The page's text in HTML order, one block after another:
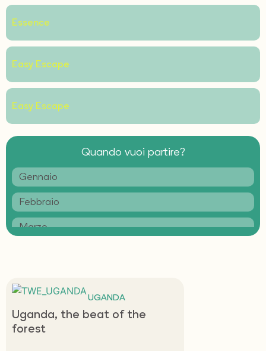
Essence
Easy Escape
Easy Escape
Quando vuoi partire?
Gennaio
Febbraio
Marzo
Luglio
UGANDA
Uganda, the beat of the
forest